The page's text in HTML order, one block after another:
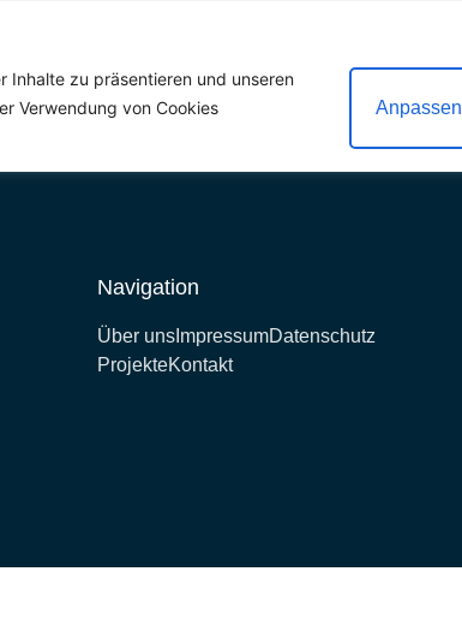
Inhalte zu präsentieren und unseren
Verwendung von Cookies
Anpassen
Navigation
Über uns ImpressumDatenschutz
ProjekteKontakt